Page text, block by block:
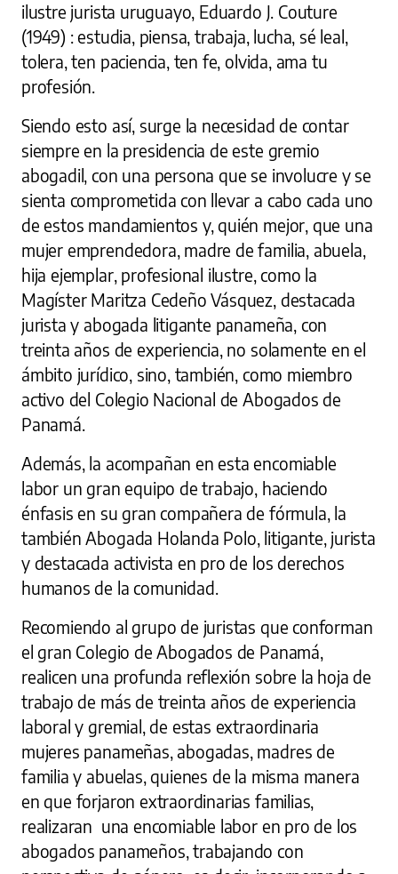
ilustre jurista uruguayo, Eduardo J. Couture
(1949) : estudia, piensa, trabaja, lucha, sé leal,
tolera, ten paciencia, ten fe, olvida, ama tu
profesión.
Siendo esto así, surge la necesidad de contar
siempre en la presidencia de este gremio
abogadil, con una persona que se involucre y se
sienta comprometida con llevar a cabo cada uno
de estos mandamientos y, quién mejor, que una
mujer emprendedora, madre de familia, abuela,
hija ejemplar, profesional ilustre, como la
Magíster Maritza Cedeño Vásquez, destacada
jurista y abogada litigante panameña, con
treinta años de experiencia, no solamente en el
ámbito jurídico, sino, también, como miembro
activo del Colegio Nacional de Abogados de
Panamá.
Además, la acompañan en esta encomiable
labor un gran equipo de trabajo, haciendo
énfasis en su gran compañera de fórmula, la
también Abogada Holanda Polo, litigante, jurista
y destacada activista en pro de los derechos
humanos de la comunidad.
Recomiendo al grupo de juristas que conforman
el gran Colegio de Abogados de Panamá,
realicen una profunda reflexión sobre la hoja de
trabajo de más de treinta años de experiencia
laboral y gremial, de estas extraordinaria
mujeres panameñas, abogadas, madres de
familia y abuelas, quienes de la misma manera
en que forjaron extraordinarias familias,
realizaran una encomiable labor en pro de los
abogados panameños, trabajando con